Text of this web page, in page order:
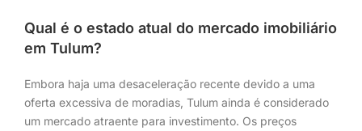
Qual é o estado atual do mercado imobiliário
em Tulum?
Embora haja uma desaceleração recente devido a uma
oferta excessiva de moradias, Tulum ainda é considerado
um mercado atraente para investimento. Os preços